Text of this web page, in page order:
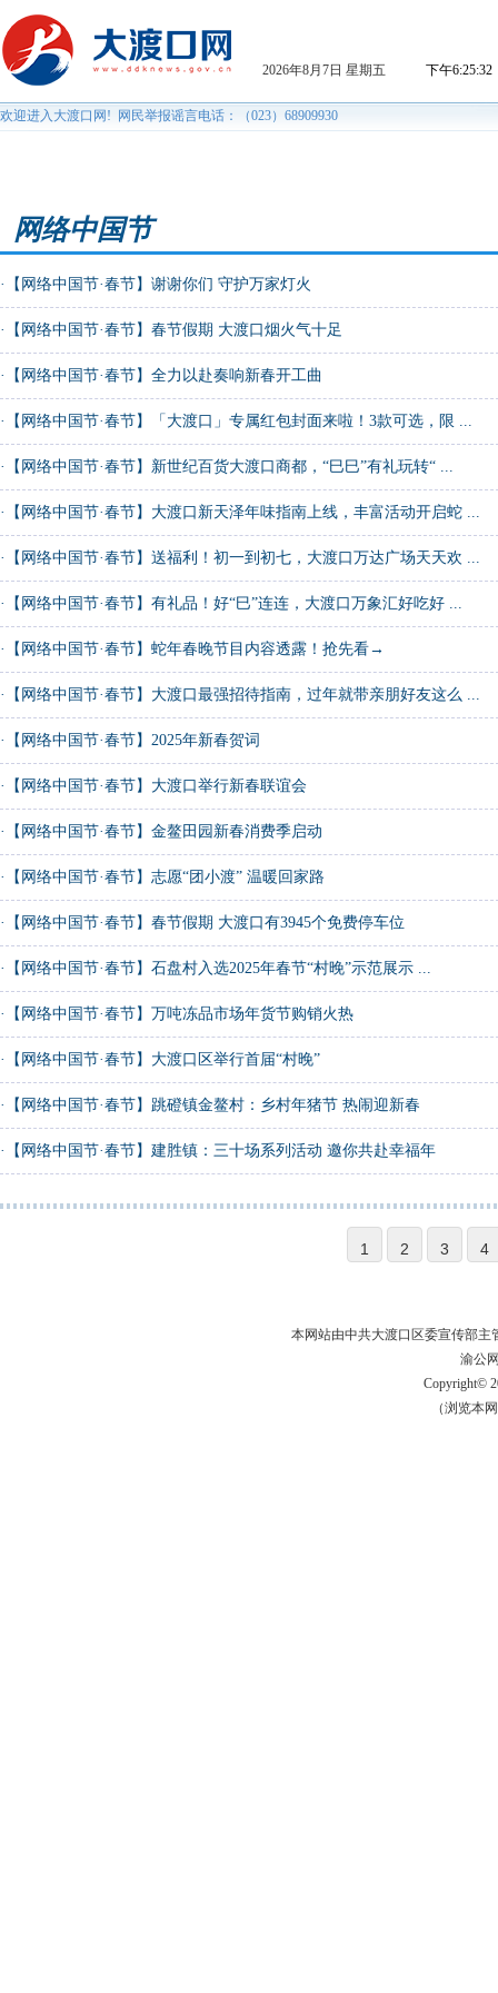
网络中国节
· 【网络中国节·春节】谢谢你们 守护万家灯火
· 【网络中国节·春节】春节假期 大渡口烟火气十足
· 【网络中国节·春节】全力以赴奏响新春开工曲
· 【网络中国节·春节】「大渡口」专属红包封面来啦！3款可选，限 ...
· 【网络中国节·春节】新世纪百货大渡口商都，“巳巳”有礼玩转“ ...
· 【网络中国节·春节】大渡口新天泽年味指南上线，丰富活动开启蛇 ...
· 【网络中国节·春节】送福利！初一到初七，大渡口万达广场天天欢 ...
· 【网络中国节·春节】有礼品！好“巳”连连，大渡口万象汇好吃好 ...
· 【网络中国节·春节】蛇年春晚节目内容透露！抢先看→
· 【网络中国节·春节】大渡口最强招待指南，过年就带亲朋好友这么 ...
· 【网络中国节·春节】2025年新春贺词
· 【网络中国节·春节】大渡口举行新春联谊会
· 【网络中国节·春节】金鳌田园新春消费季启动
· 【网络中国节·春节】志愿“团小渡” 温暖回家路
· 【网络中国节·春节】春节假期 大渡口有3945个免费停车位
· 【网络中国节·春节】石盘村入选2025年春节“村晚”示范展示 ...
· 【网络中国节·春节】万吨冻品市场年货节购销火热
· 【网络中国节·春节】大渡口区举行首届“村晚”
· 【网络中国节·春节】跳磴镇金鳌村：乡村年猪节 热闹迎新春
· 【网络中国节·春节】建胜镇：三十场系列活动 邀你共赴幸福年
1 2 3 4